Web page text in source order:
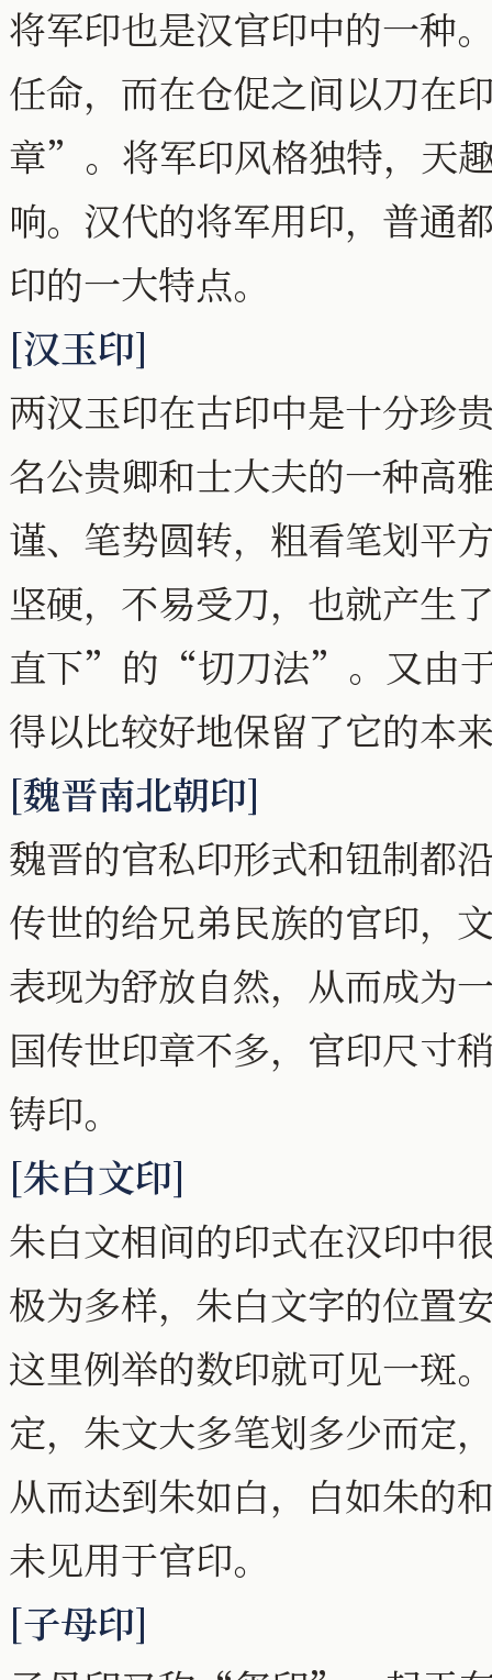
将军印也是汉官印中的一种
任命，而在仓促之间以刀在
章”。将军印风格独特，天
响。汉代的将军用印，普
印的一大特点。
[汉玉印]
两汉玉印在古印中是十分
名公贵卿和士大夫的一种高
谨、笔势圆转，粗看笔划平
坚硬，不易受刀，也就产生
直下”的“切刀法”。又由于
得以比较好地保留了它的本
[魏晋南北朝印]
魏晋的官私印形式和钮制都
传世的给兄弟民族的官印，
表现为舒放自然，从而成为
国传世印章不多，官印尺寸
铸印。
[朱白文印]
朱白文相间的印式在汉印中
极为多样，朱白文字的位置
这里例举的数印就可见一斑
定，朱文大多笔划多少而定
从而达到朱如白，白如朱的
未见用于官印。
[子母印]